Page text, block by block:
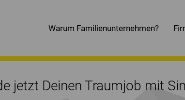
Warum Familienunternehmen?
jetzt Deinen Traumjob mit